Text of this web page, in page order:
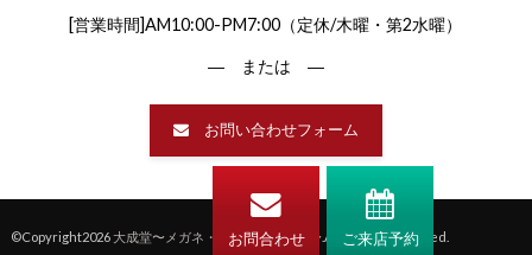
お問合わせ ご来店予約
[営業時間]AM10:00-PM7:00（定休/木曜・第2水曜）
― または ―
お問い合わせフォーム
©Copyright2026大成堂〜メガネ・補聴器の専門店〜.All Rights Reserved.